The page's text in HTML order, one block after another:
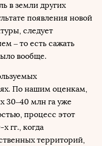
в земли других
появления новой
следует
– то есть сажать
вообще.
По нашим оценкам,
30–40 млн га уже
процесс этот
гг., когда
территорий,